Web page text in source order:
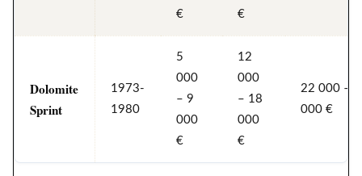
€
€
Dolomite
Sprint
1973-
1980
5
000
– 9
000
€
12
000
– 18
000
€
22 000 –
000 €